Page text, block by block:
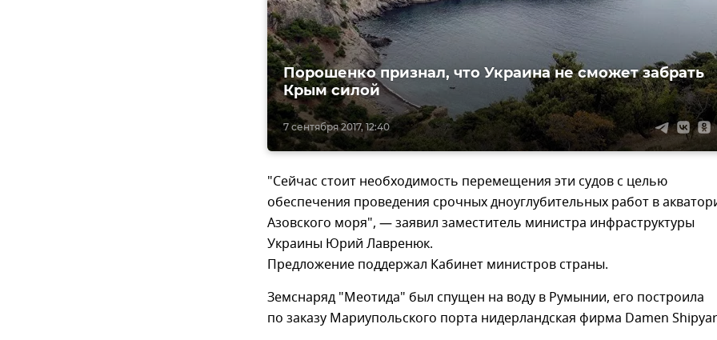
7 сентября 2017, 12:40
Порошенко признал, что Украина не сможет забрать
Крым силой
"Сейчас стоит необходимость перемещения эти судов с целью
обеспечения проведения срочных дноуглубительных работ в
Азовского моря", — заявил заместитель министра инфраструктуры
Украины Юрий Лавренюк.
Предложение поддержал Кабинет министров страны.
Земснаряд "Меотида" был спущен на воду в Румынии, его построила
по заказу Мариупольского порта нидерландская фирма Damen